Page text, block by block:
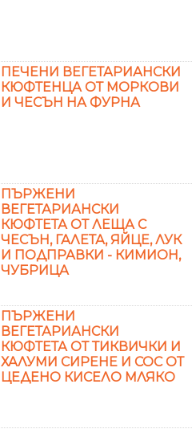
ПЕЧЕНИ ВЕГЕТАРИАНСКИ
КЮФТЕНЦА ОТ МОРКОВИ
И ЧЕСЪН НА ФУРНА
ПЪРЖЕНИ
ВЕГЕТАРИАНСКИ
КЮФТЕТА ОТ ЛЕЩА С
ЧЕСЪН, ГАЛЕТА, ЯЙЦЕ, ЛУК
И ПОДПРАВКИ - КИМИОН,
ЧУБРИЦА
ПЪРЖЕНИ
ВЕГЕТАРИАНСКИ
КЮФТЕТА ОТ ТИКВИЧКИ И
ХАЛУМИ СИРЕНЕ И СОС ОТ
ЦЕДЕНО КИСЕЛО МЛЯКО